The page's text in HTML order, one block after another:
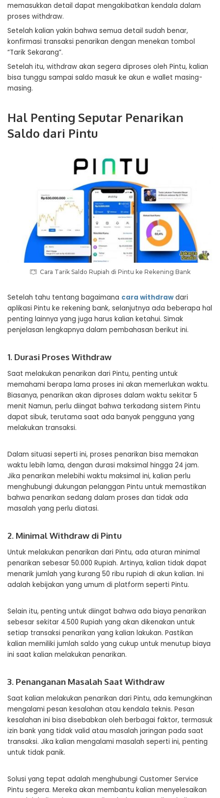
memasukkan detail dapat mengakibatkan kendala dalam
proses withdraw.
Setelah kalian yakin bahwa semua detail sudah benar,
konfirmasi transaksi penarikan dengan menekan tombol
“Tarik Sekarang”.
Setelah itu, withdraw akan segera diproses oleh Pintu, kalian
bisa tunggu sampai saldo masuk ke akun e wallet masing-
masing.
Hal Penting Seputar Penarikan
Saldo dari Pintu
Cara Tarik Saldo Rupiah di Pintu ke Rekening Bank
Setelah tahu tentang bagaimana cara withdrawdari
aplikasi Pintu ke rekening bank, selanjutnya ada beberapa hal
penting lainnya yang juga harus kalian ketahui. Simak
penjelasan lengkapnya dalam pembahasan berikut ini.
1. Durasi Proses Withdraw
Saat melakukan penarikan dari Pintu, penting untuk
memahami berapa lama proses ini akan memerlukan waktu.
Biasanya, penarikan akan diproses dalam waktu sekitar 5
menit Namun, perlu diingat bahwa terkadang sistem Pintu
dapat sibuk, terutama saat ada banyak pengguna yang
melakukan transaksi.
Dalam situasi seperti ini, proses penarikan bisa memakan
waktu lebih lama, dengan durasi maksimal hingga 24 jam.
Jika penarikan melebihi waktu maksimal ini, kalian perlu
menghubungi dukungan pelanggan Pintu untuk memastikan
bahwa penarikan sedang dalam proses dan tidak ada
masalah yang perlu diatasi.
2. Minimal Withdraw di Pintu
Untuk melakukan penarikan dari Pintu, ada aturan minimal
penarikan sebesar 50.000 Rupiah. Artinya, kalian tidak dapat
menarik jumlah yang kurang 50 ribu rupiah di akun kalian. Ini
adalah kebijakan yang umum di platform seperti Pintu.
Selain itu, penting untuk diingat bahwa ada biaya penarikan
sebesar sekitar 4.500 Rupiah yang akan dikenakan untuk
setiap transaksi penarikan yang kalian lakukan. Pastikan
kalian memiliki jumlah saldo yang cukup untuk menutup biaya
ini saat kalian melakukan penarikan.
3. Penanganan Masalah Saat Withdraw
Saat kalian melakukan penarikan dari Pintu, ada kemungkinan
mengalami pesan kesalahan atau kendala teknis. Pesan
kesalahan ini bisa disebabkan oleh berbagai faktor, termasuk
izin bank yang tidak valid atau masalah jaringan pada saat
transaksi. Jika kalian mengalami masalah seperti ini, penting
untuk tidak panik.
Solusi yang tepat adalah menghubungi Customer Service
Pintu segera. Mereka akan membantu kalian menyelesaikan